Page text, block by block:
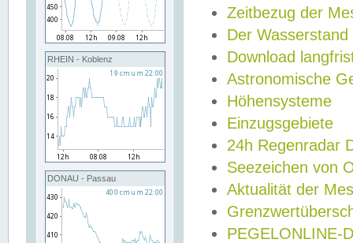
RHEIN - Koblenz
DONAU - Passau
Zeitbezug der
Der Wasserstand
Download
Astronomische
Höhensysteme
Einzugsgebiete
24h Regenradar
Seezeichen von
Aktualität der
PEGELONLINE-